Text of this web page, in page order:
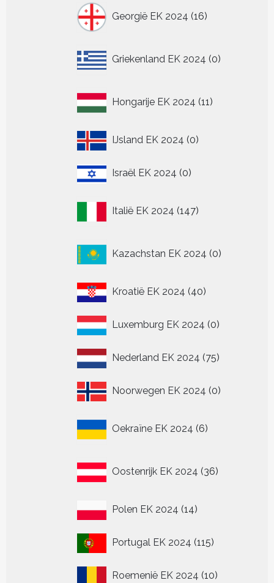
Georgië EK 2024 16
producten
Griekenland EK 2024 0
producten
Hongarije EK 2024 11
producten
IJsland EK 2024 00
Israël EK 2024 00
Italië EK 2024 147
producten
Kazachstan EK 2024 0
producten
Kroatië EK 2024 4040
Luxemburg EK 2024 00
Nederland EK 2024 7575
Noorwegen EK 2024 00
Oekraïne EK 2024 6
producten
Oostenrijk EK 2024 36
producten
Polen EK 2024 1414
Portugal EK 2024 115115
Roemenië EK 2024 1010